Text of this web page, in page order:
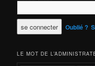
Oublié ?
LE MOT DE